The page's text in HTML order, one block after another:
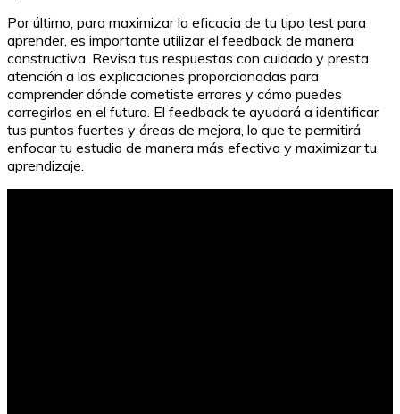
Por último, para maximizar la eficacia de tu tipo test para
aprender, es importante utilizar el feedback de manera
constructiva. Revisa tus respuestas con cuidado y presta
atención a las explicaciones proporcionadas para
comprender dónde cometiste errores y cómo puedes
corregirlos en el futuro. El feedback te ayudará a identificar
tus puntos fuertes y áreas de mejora, lo que te permitirá
enfocar tu estudio de manera más efectiva y maximizar tu
aprendizaje.